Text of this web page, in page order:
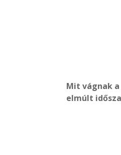
Mit vágnak
elmúlt